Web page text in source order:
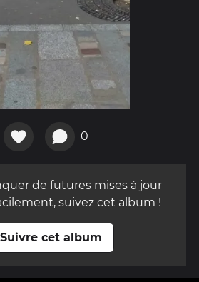
0
de futures mises à jour
suivez cet album !
Suivre cet album